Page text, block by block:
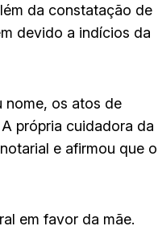
da constatação de
devido a indícios da
nome, os atos de
própria cuidadora da
e afirmou que o
em favor da mãe.